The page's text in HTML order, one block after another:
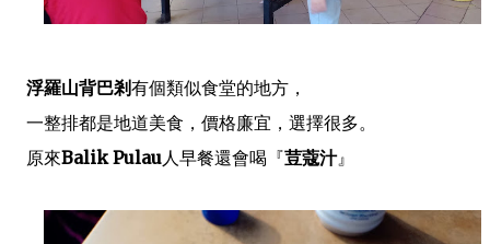
浮羅山背巴剎有個類似食堂的地方，
一整排都是地道美食，價格廉宜，選擇很多。
原來Balik Pulau人早餐還會喝『荳蔻汁』